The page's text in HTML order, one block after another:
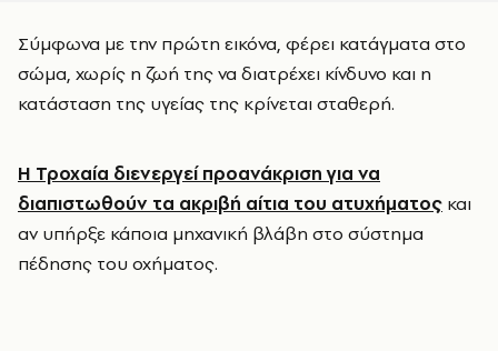
Σύμφωνα με την πρώτη εικόνα, φέρει κατάγματα στο
σώμα, χωρίς η ζωή της να διατρέχει κίνδυνο και η
κατάσταση της υγείας της κρίνεται σταθερή.
Η Τροχαία διενεργεί προανάκριση για να
διαπιστωθούν τα ακριβή αίτια του ατυχήματος και
αν υπήρξε κάποια μηχανική βλάβη στο σύστημα
πέδησης του οχήματος.